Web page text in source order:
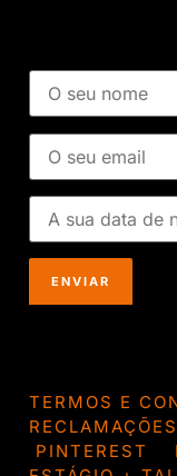
TERMOS E
RECLAMAÇÕES
PINTEREST